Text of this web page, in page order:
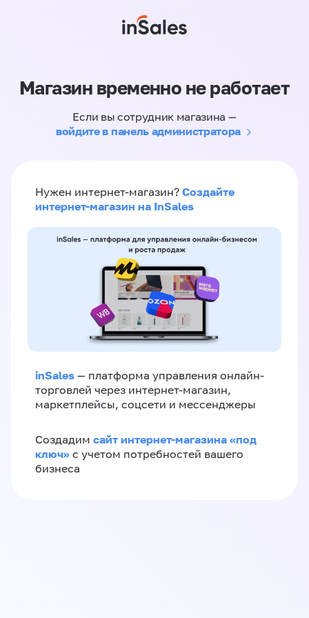
Магазин временно не работает
Если вы сотрудник магазина —
войдите в панель администратора
Нужен интернет-магазин? Создайте
интернет-магазин на InSales
inSales — платформа управления онлайн-
торговлей через интернет-магазин,
маркетплейсы, соцсети и мессенджеры
Создадим сайт интернет-магазина «под
ключ» с учетом потребностей вашего
бизнеса